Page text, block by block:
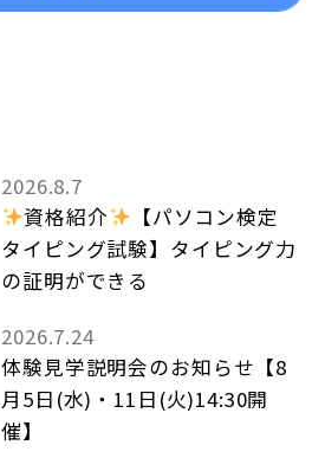
2026.8.7
資格紹介
【パソコン検定
タイピング試験】タイピング力
の証明ができる
2026.7.24
体験見学説明会のお知らせ【8
月5日(水)・11日(火)14:30開
催】